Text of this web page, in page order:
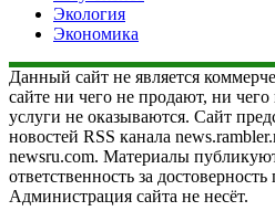
Экология
Экономика
Данный сайт не является
сайте ни чего не продают, ни
услуги не оказываются. Сайт
новостей RSS канала
newsru.com. Материалы
ответственность за
Администрация сайта не несёт.